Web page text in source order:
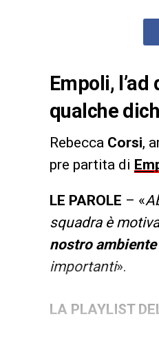
Empoli,
qualche
Rebecca Corsi,
pre partita di
LE PAROLE – ‭«
squadra è
nostro
importanti‭‭».
LA PLAYLIST